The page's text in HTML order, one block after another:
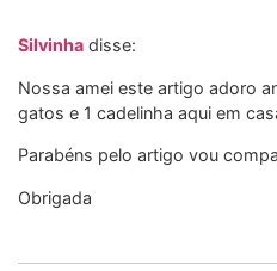
Silvinha disse:
Nossa amei este artigo adoro
gatos e 1 cadelinha aqui em
Parabéns pelo artigo vou
Obrigada